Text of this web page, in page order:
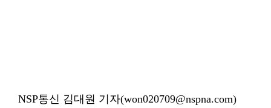
NSP통신 김대원 기자(won020709@nspna.com)